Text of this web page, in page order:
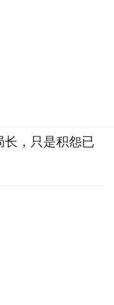
长，只是积怨已